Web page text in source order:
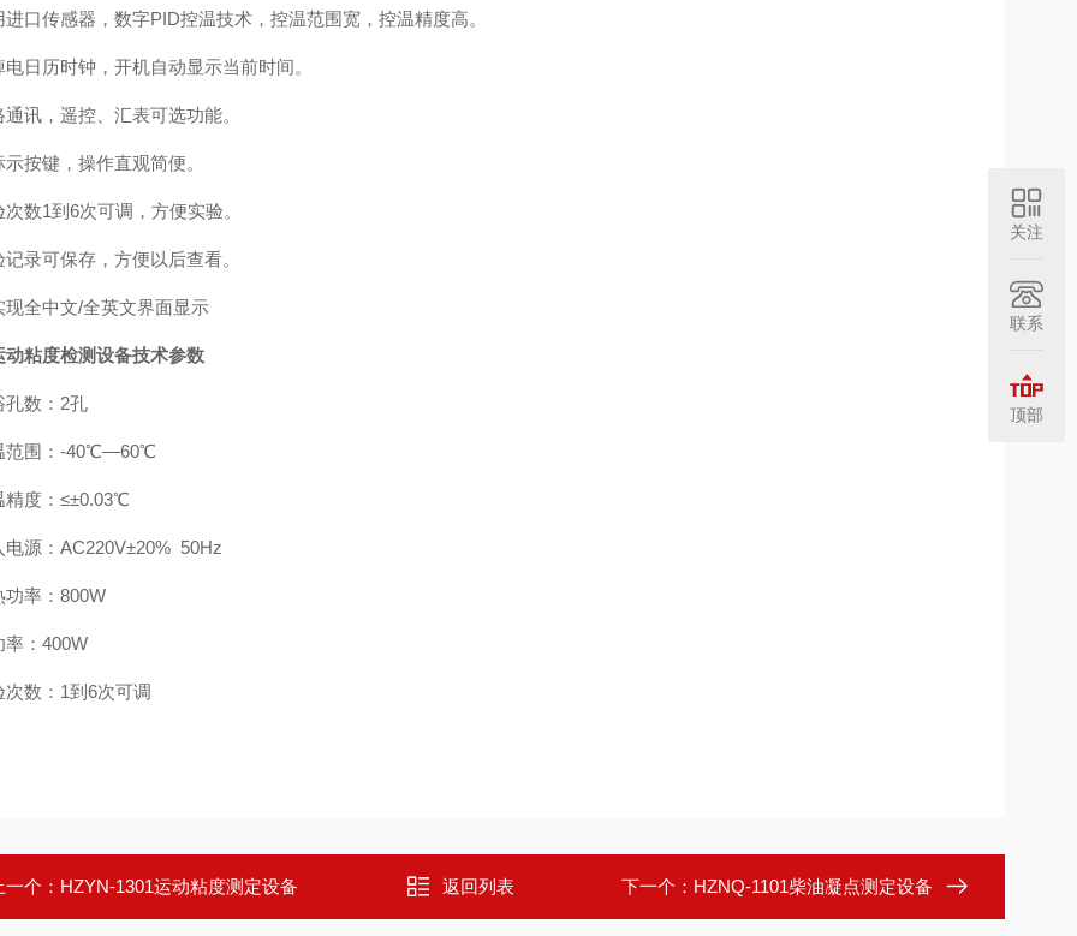
口传感器，数字PID控温技术，控温范围宽，控温精度高。
日历时钟，开机自动显示当前时间。
讯，遥控、汇表可选功能。
按键，操作直观简便。
数1到6次可调，方便实验。
录可保存，方便以后查看。
全中文/全英文界面显示
动粘度检测设备技术参数
数：2孔
范围：-40℃—60℃
度：≤±0.03℃
源：AC220V±20% 50Hz
率：800W
率：400W
数：1到6次可调
一个： HZYN-1301运动粘度测定设备 返回列表 下一个： HZNQ-1101柴油凝点测定设备
关注
联系
顶部